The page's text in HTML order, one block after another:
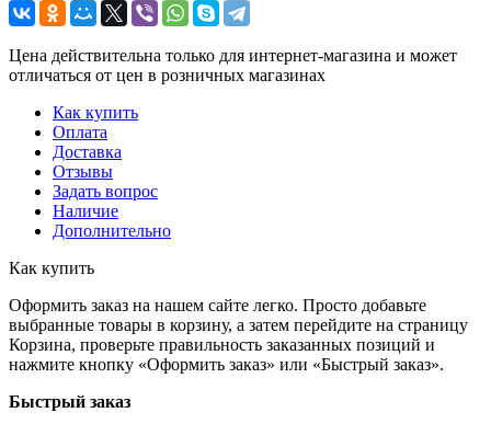
Цена действительна только для интернет-магазина и может
отличаться от цен в розничных магазинах
Как купить
Оплата
Доставка
Отзывы
Задать вопрос
Наличие
Дополнительно
Как купить
Оформить заказ на нашем сайте легко. Просто добавьте
выбранные товары в корзину, а затем перейдите на страницу
Корзина, проверьте правильность заказанных позиций и
нажмите кнопку «Оформить заказ» или «Быстрый заказ».
Быстрый заказ